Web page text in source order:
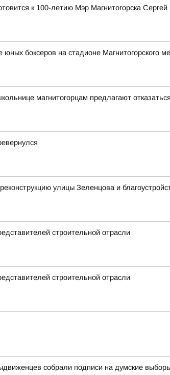
к 100-летию Мэр Магнитогорска
боксеров на стадионе Магнитогорского
магнитогорцам предлагают
улицы Зеленцова и
строительной отрасли
строительной отрасли
собрали подписи на думские